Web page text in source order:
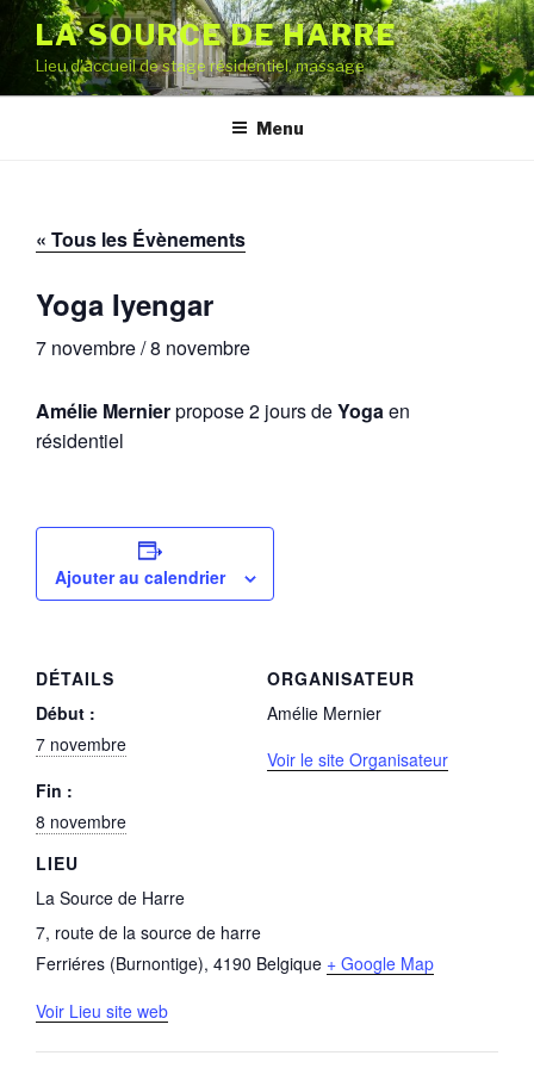
Aller
contenu
principal
LA SOURCE DE HARRE
Lieu d'accueil de stage résidentiel, massage
Menu
« Tous les Évènements
Yoga Iyengar
7 novembre/8 novembre
Amélie Mernierpropose 2 jours deYoga en
résidentiel
Ajouter au calendrier
DÉTAILS
Début :
7 novembre
Fin :
8 novembre
LIEU
La Source de Harre
7, route de la source de harre
Ferriéres (Burnontige), 4190 Belgique + Google Map
Voir Lieu site web
ORGANISATEUR
Amélie Mernier
Voir le site Organisateur